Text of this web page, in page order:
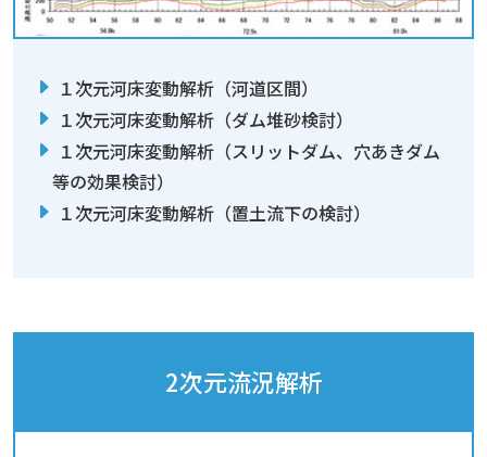
１次元河床変動解析（河道区間）
１次元河床変動解析（ダム堆砂検討）
１次元河床変動解析（スリットダム、穴あきダム
等の効果検討）
１次元河床変動解析（置土流下の検討）
2次元流況解析